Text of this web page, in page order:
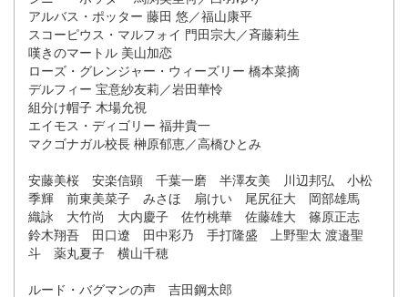
アルバス・ポッター 藤田 悠／福山康平
スコーピウス・マルフォイ 門田宗大／斉藤莉生
嘆きのマートル 美山加恋
ローズ・グレンジャー・ウィーズリー 橋本菜摘
デルフィー 宝意紗友莉／岩田華怜
組分け帽子 木場允視
エイモス・ディゴリー 福井貴一
マクゴナガル校長 榊原郁恵／高橋ひとみ
安藤美桜 安楽信顕 千葉一磨 半澤友美 川辺邦弘 小松
季輝 前東美菜子 みさほ 扇けい 尾尻征大 岡部雄馬
織詠 大竹尚 大内慶子 佐竹桃華 佐藤雄大 篠原正志
鈴木翔吾 田口遼 田中彩乃 手打隆盛 上野聖太 渡邉聖
斗 薬丸夏子 横山千穂
ルード・バグマンの声 吉田鋼太郎